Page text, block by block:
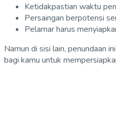
Ketidakpastian waktu
Persaingan berpotensi
Pelamar harus
Namun di sisi lain, penundaan
bagi kamu untuk